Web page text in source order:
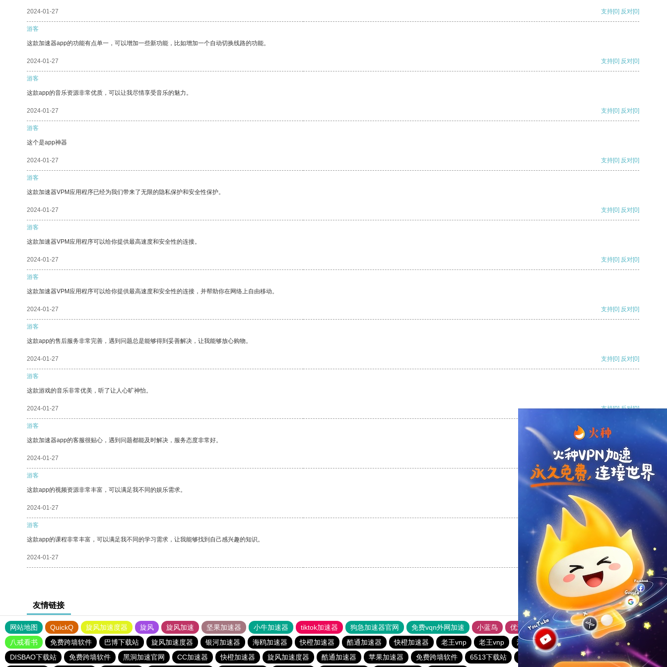
2024-01-27 支持[0] 反对[0]
游客
这款加速器app的功能有点单一，可以增加一些新功能，比如增加一个自动切换线路的功能。
2024-01-27 支持[0] 反对[0]
游客
这款app的音乐资源非常优质，可以让我尽情享受音乐的魅力。
2024-01-27 支持[0] 反对[0]
游客
这个是app神器
2024-01-27 支持[0] 反对[0]
游客
这款加速器VPM应用程序已经为我们带来了无限的隐私保护和安全性保护。
2024-01-27 支持[0] 反对[0]
游客
这款加速器VPM应用程序可以给你提供最高速度和安全性的连接。
2024-01-27 支持[0] 反对[0]
游客
这款加速器VPM应用程序可以给你提供最高速度和安全性的连接，并帮助你在网络上自由移动。
2024-01-27 支持[0] 反对[0]
游客
这款app的售后服务非常完善，遇到问题总是能够得到妥善解决，让我能够放心购物。
2024-01-27 支持[0] 反对[0]
游客
这款游戏的音乐非常优美，听了让人心旷神怡。
2024-01-27 支持[0] 反对[0]
游客
这款加速器app的客服很贴心，遇到问题都能及时解决，服务态度非常好。
2024-01-27 支持[0] 反对
游客
这款app的视频资源非常丰富，可以满足我不同的娱乐需求。
2024-01-27 支持
游客
这款app的课程非常丰富，可以满足我不同的学习需求，让我能够找到自己感兴趣的知识。
2024-01-27 支持 反对 [0]
友情链接
网站地图 QuickQ 旋风加速度器 旋风 旋风加速 坚果加速器 小牛加速器 tiktok加速器 狗急加速器官网 免费vqn外网加速 小蓝鸟 优途加速器官网 风驰加速器
旋风加速器
八戒看书
免费跨墙软件 巴博下载站 旋风加速度器 银河加速器 海鸥加速器 快橙加速器 酷通加速器 快橙加速器 老王vnp 老王vnp 油管加速器
西柚加速器
DISBAO下载站
免费跨墙软件 黑洞加速官网 CC加速器 快橙加速器 旋风加速度器 酷通加速器 苹果加速器 免费跨墙软件 6513下载站 一起扶墙下载站 CHK下载站 quickq